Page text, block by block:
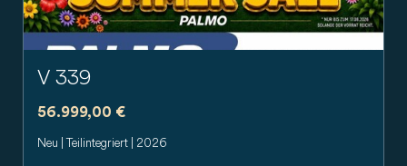
V 339
56.999,00 €
Neu | Teilintegriert | 2026